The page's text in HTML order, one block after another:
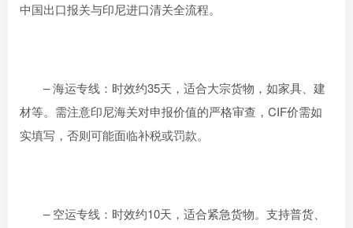
中国出口报关与印尼进口清关全流程。
– 海运专线：时效约35天，适合大宗货物，如家具、建
材等。需注意印尼海关对申报价值的严格审查，CIF价需如
实填写，否则可能面临补税或罚款。
– 空运专线：时效约10天，适合紧急货物。支持普货、